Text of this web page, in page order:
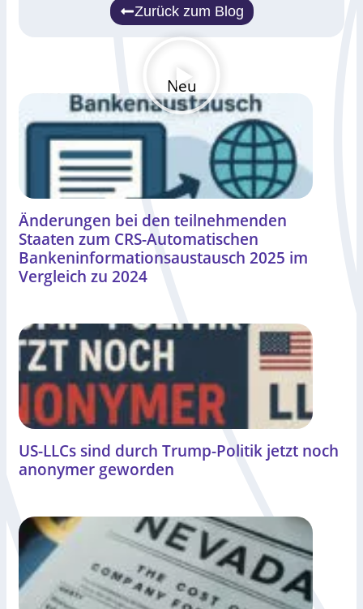
Zurück zum Blog
Neu
Änderungen bei den teilnehmenden
Staaten zum CRS-Automatischen
Bankeninformationsaustausch 2025 im
Vergleich zu 2024
US-LLCs sind durch Trump-Politik jetzt noch
anonymer geworden